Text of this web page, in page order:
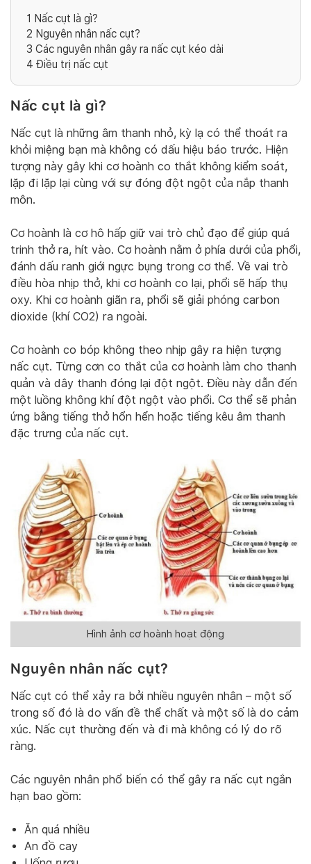
1 Nấc cụt là gì?
2 Nguyên nhân nấc cụt?
3 Các nguyên nhân gây ra nấc cụt kéo dài
4 Điều trị nấc cụt
Nấc cụt là gì?
Nấc cụt là những âm thanh nhỏ, kỳ lạ có thể thoát ra
khỏi miệng bạn mà không có dấu hiệu báo trước. Hiện
tượng này gây khi cơ hoành co thắt không kiểm soát,
lặp đi lặp lại cùng với sự đóng đột ngột của nắp thanh
môn.
Cơ hoành là cơ hô hấp giữ vai trò chủ đạo để giúp quá
trinh thở ra, hít vào. Cơ hoành nằm ở phía dưới của phổi,
đánh dấu ranh giới ngực bụng trong cơ thể. Về vai trò
điều hòa nhịp thở, khi cơ hoành co lại, phổi sẽ hấp thụ
oxy. Khi cơ hoành giãn ra, phổi sẽ giải phóng carbon
dioxide (khí CO2) ra ngoài.
Cơ hoành co bóp không theo nhịp gây ra hiện tượng
nấc cụt. Từng cơn co thắt của cơ hoành làm cho thanh
quản và dây thanh đóng lại đột ngột. Điều này dẫn đến
một luồng không khí đột ngột vào phổi. Cơ thể sẽ phản
ứng bằng tiếng thở hổn hển hoặc tiếng kêu âm thanh
đặc trưng của nấc cụt.
Hình ảnh cơ hoành hoạt động
Nguyên nhân nấc cụt?
Nấc cụt có thể xảy ra bởi nhiều nguyên nhân – một số
trong số đó là do vấn đề thể chất và một số là do cảm
xúc. Nấc cụt thường đến và đi mà không có lý do rõ
ràng.
Các nguyên nhân phổ biến có thể gây ra nấc cụt ngắn
hạn bao gồm:
Ăn quá nhiều
An đồ cay